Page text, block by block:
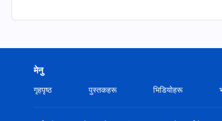
मेनु
गृहपृष्ठ पुस्तकहरू भिडियोहरू